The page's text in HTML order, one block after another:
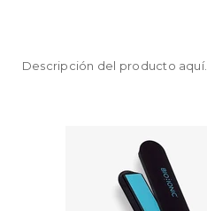
Descripción del producto aquí.